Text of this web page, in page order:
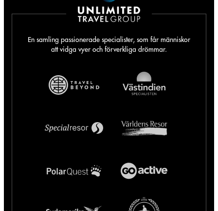
En samling passionerade specialister, som får människor
att vidga vyer och förverkliga drömmar.